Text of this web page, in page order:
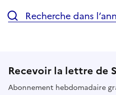
Recherche dans
Recevoir la lettre de
Abonnement hebdomadaire